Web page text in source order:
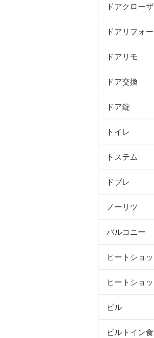
ドアクロー
ドアリフォ
ドアリモ
ドア交換
ドア錠
トイレ
トステム
ドブレ
ノーリツ
バルコニー
ヒートショ
ヒートショ
ビル
ビルトイン